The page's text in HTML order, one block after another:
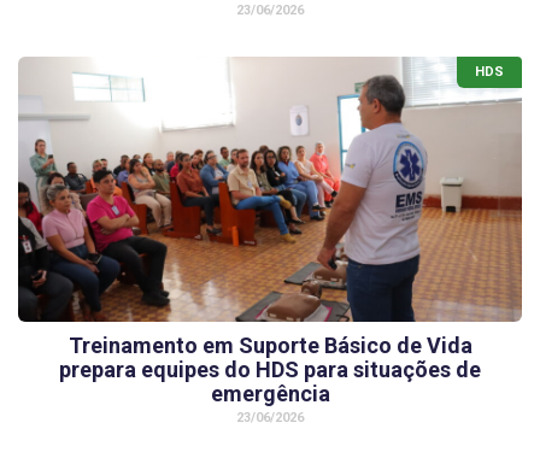
23/06/2026
HDS
Treinamento em Suporte Básico de Vida
prepara equipes do HDS para situações de
emergência
23/06/2026